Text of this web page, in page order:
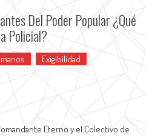
Del Poder Popular ¿Qué
Policial?
Exigibilidad
Eterno y el Colectivo de